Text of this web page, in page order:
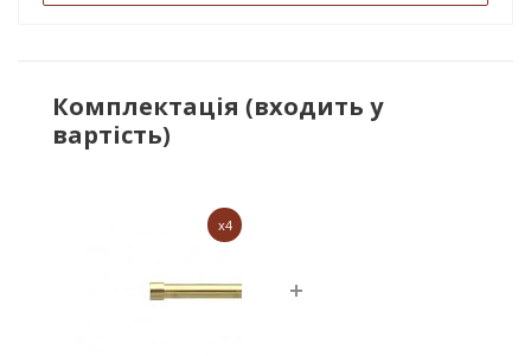
Комплектація (входить у
вартість)
x4